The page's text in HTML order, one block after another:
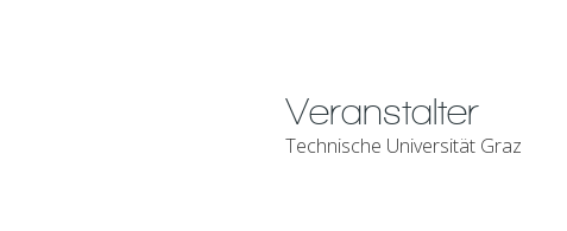
Veranstalter
Technische Universität Graz